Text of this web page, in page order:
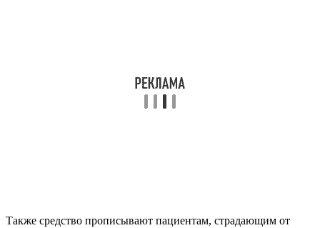
Также средство прописывают пациентам, страдающим от